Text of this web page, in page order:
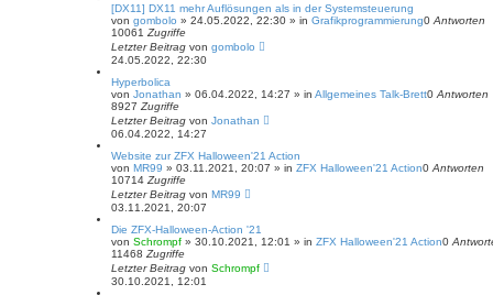
[DX11] DX11 mehr Auflösungen als in der Systemsteuerung
von gombolo » 24.05.2022, 22:30 » in Grafikprogrammierung0 Antworten
10061 Zugriffe
Letzter Beitrag von gombolo
24.05.2022, 22:30
Hyperbolica
von Jonathan » 06.04.2022, 14:27 » in Allgemeines Talk-Brett0 Antworten
8927 Zugriffe
Letzter Beitrag von Jonathan
06.04.2022, 14:27
Website zur ZFX Halloween'21 Action
von MR99 » 03.11.2021, 20:07 » in ZFX Halloween'21 Action0 Antworten
10714 Zugriffe
Letzter Beitrag von MR99
03.11.2021, 20:07
Die ZFX-Halloween-Action '21
von Schrompf » 30.10.2021, 12:01 » in ZFX Halloween'21 Action0
11468 Zugriffe
Letzter Beitrag von Schrompf
30.10.2021, 12:01